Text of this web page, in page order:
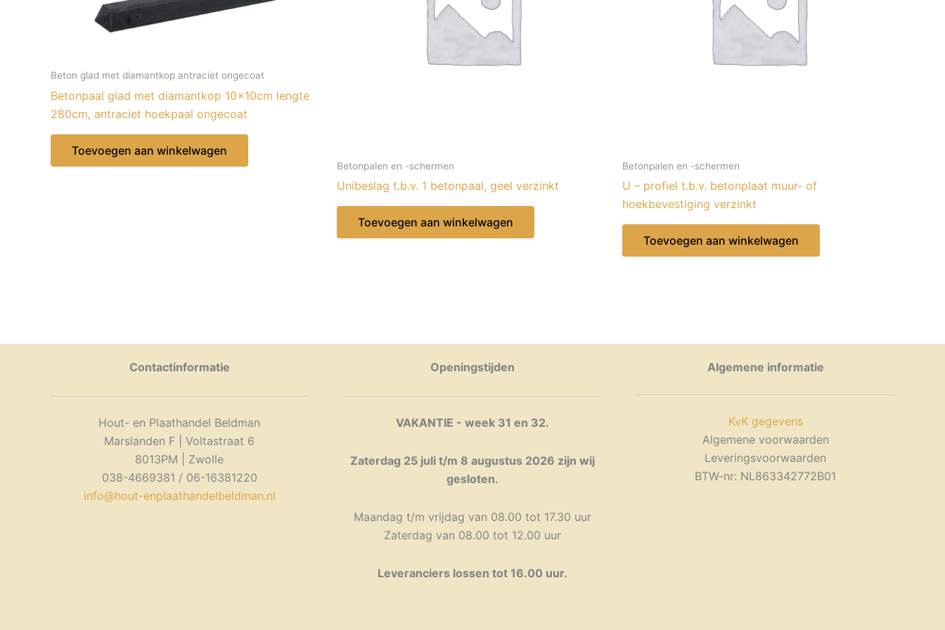
Beton glad met diamantkop antraciet ongecoat
Betonpaal glad met diamantkop 10x10cm lengte
280cm, antraciet hoekpaal ongecoat
Toevoegen aan winkelwagen
Betonpalen en -schermen
Unibeslag t.b.v. 1 betonpaal, geel verzinkt
Toevoegen aan winkelwagen
Betonpalen en -schermen
U – profiel t.b.v. betonplaat muur- of
hoekbevestiging verzinkt
Toevoegen aan winkelwagen
Contactinformatie
Hout- en Plaathandel Beldman
Marslanden F | Voltastraat 6
8013PM | Zwolle
038-4669381 / 06-16381220
info@hout-enplaathandelbeldman.nl
Openingstijden
VAKANTIE - week 31 en 32.
Zaterdag 25 juli t/m 8 augustus 2026 zijn wij
gesloten.
Maandag t/m vrijdag van 08.00 tot 17.30 uur
Zaterdag van 08.00 tot 12.00 uur
Leveranciers lossen tot 16.00 uur.
Algemene informatie
KvK gegevens
Algemene voorwaarden
Leveringsvoorwaarden
BTW-nr: NL863342772B01